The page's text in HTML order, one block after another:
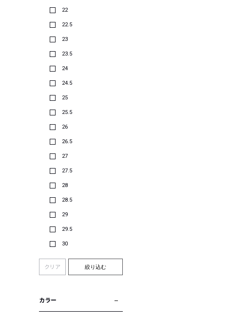
22
22.5
23
23.5
24
24.5
25
25.5
26
26.5
27
27.5
28
28.5
29
29.5
30
クリア 絞り込む
カラー